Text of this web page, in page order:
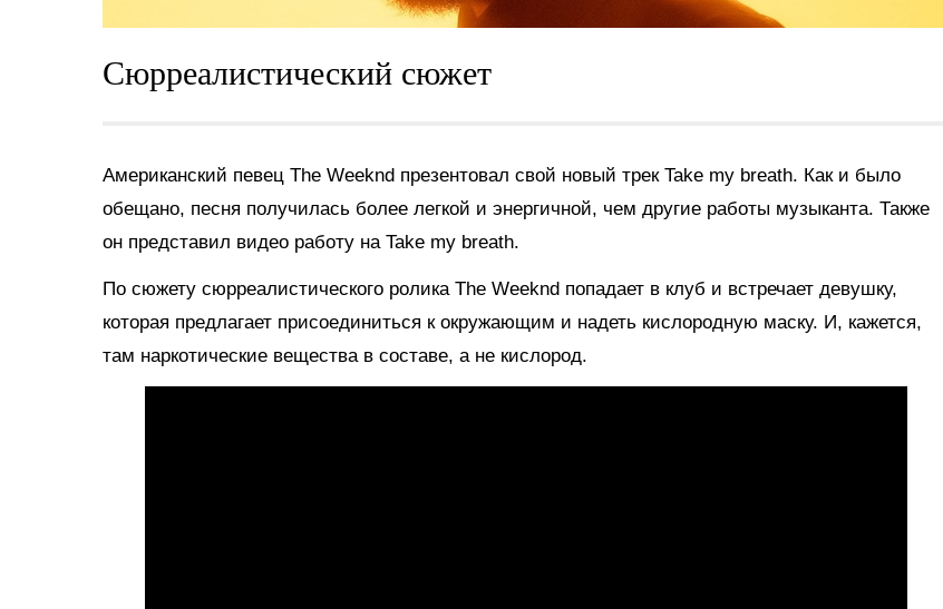
Сюрреалистический сюжет
Американский певец The Weeknd презентовал свой новый трек Take my breath. Как и было
обещано, песня получилась более легкой и энергичной, чем другие работы музыканта. Также
он представил видео работу на Take my breath.
По сюжету сюрреалистического ролика The Weeknd попадает в клуб и встречает девушку,
которая предлагает присоединиться к окружающим и надеть кислородную маску. И, кажется,
там наркотические вещества в составе, а не кислород.